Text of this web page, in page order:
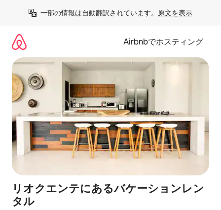
一部の情報は自動翻訳されています。 原文を表示
Airbnbでホスティング
リオクエンテにあるバケーションレン
タル